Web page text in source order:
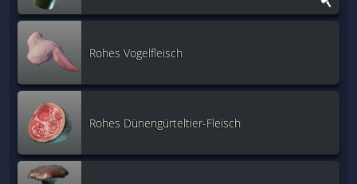
Rohes Vogelfleisch
Rohes Dünengürteltier-Fleisch